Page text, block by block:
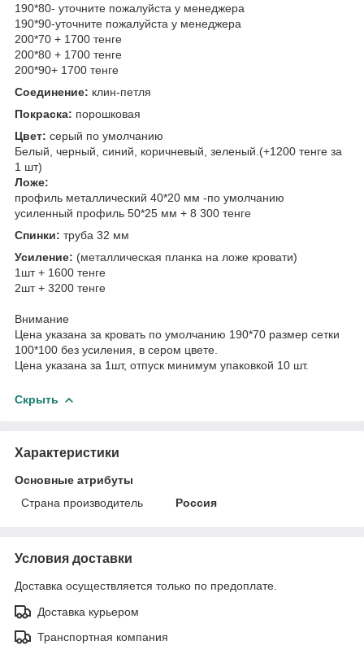
190*80- уточните пожалуйста у менеджера
190*90-уточните пожалуйста у менеджера
200*70 + 1700 тенге
200*80 + 1700 тенге
200*90+ 1700 тенге
Соединение: клин-петля
Покраска: порошковая
Цвет: серый по умолчанию
Белый, черный, синий, коричневый, зеленый.(+1200 тенге за
1 шт)
Ложе:
профиль металлический 40*20 мм -по умолчанию
усиленный профиль 50*25 мм + 8 300 тенге
Спинки: труба 32 мм
Усиление: (металлическая планка на ложе кровати)
1шт + 1600 тенге
2шт + 3200 тенге
Внимание
Цена указана за кровать по умолчанию 190*70 размер сетки
100*100 без усиления, в сером цвете.
Цена указана за 1шт, отпуск минимум упаковкой 10 шт.
Скрыть
Характеристики
Основные атрибуты
Страна производитель
Россия
Условия доставки
Доставка осуществляется только по предоплате.
Доставка курьером
Транспортная компания